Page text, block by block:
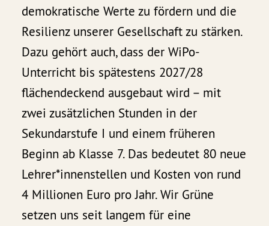
demokratische Werte zu fördern und die
Resilienz unserer Gesellschaft zu stärken.
Dazu gehört auch, dass der WiPo-
Unterricht bis spätestens 2027/28
flächendeckend ausgebaut wird – mit
zwei zusätzlichen Stunden in der
Sekundarstufe I und einem früheren
Beginn ab Klasse 7. Das bedeutet 80 neue
Lehrer*innenstellen und Kosten von rund
4 Millionen Euro pro Jahr. Wir Grüne
setzen uns seit langem für eine